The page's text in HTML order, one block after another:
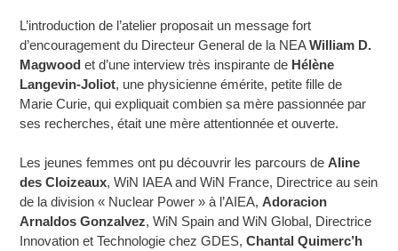
L’introduction de l’atelier proposait un message fort
d’encouragement du Directeur General de la NEAWilliam D.
Magwoodet d’une interview très inspirante de Hélène
Langevin-Joliot, une physicienne émérite, petite fille de
Marie Curie, qui expliquait combien sa mère passionnée par
ses recherches, était une mère attentionnée et ouverte.
Les jeunes femmes ont pu découvrir les parcours deAline
des Cloizeaux, WiN IAEA and WiN France, Directrice au sein
de la division « Nuclear Power » à l’AIEA,Adoracion
Arnaldos Gonzalvez, WiN Spain and WiN Global, Directrice
Innovation et Technologie chez GDES,Chantal Quimerc’h